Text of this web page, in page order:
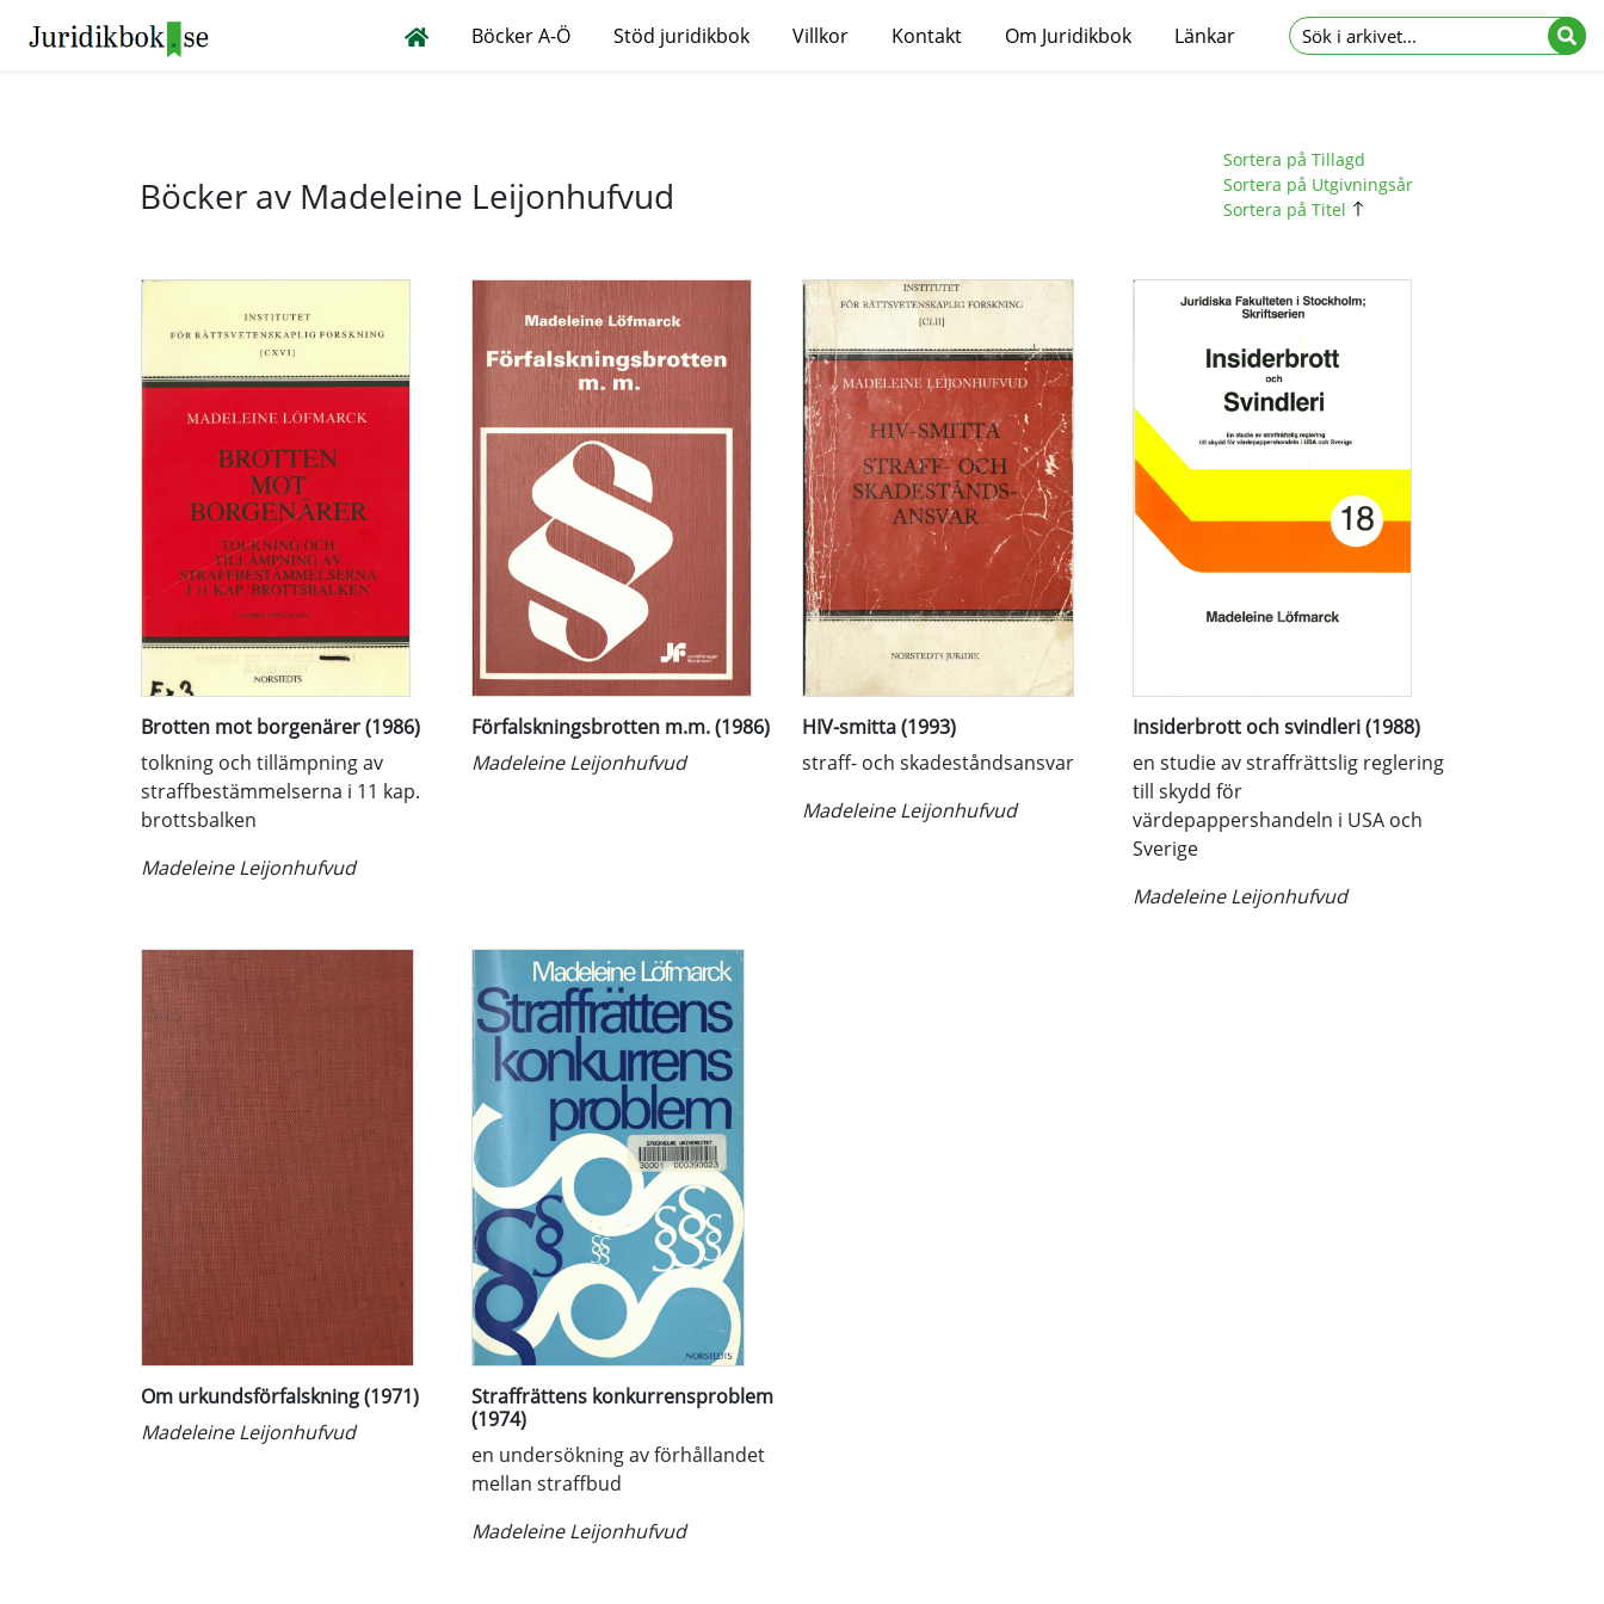
Böcker A-Ö Stöd juridikbok Villkor Kontakt Om Juridikbok Länkar
Böcker av Madeleine Leijonhufvud
Sortera på Tillagd
Sortera på Utgivningsår
Sortera på Titel
Brotten mot borgenärer (1986)
tolkning och tillämpning av
straffbestämmelserna i 11 kap.
brottsbalken
Madeleine Leijonhufvud
Förfalskningsbrotten m.m. (1986)
Madeleine Leijonhufvud
HIV-smitta (1993)
straff- och skadeståndsansvar
Madeleine Leijonhufvud
Insiderbrott och svindleri (1988)
en studie av straffrättslig reglering
till skydd för
värdepappershandeln i USA och
Sverige
Madeleine Leijonhufvud
Om urkundsförfalskning (1971)
Madeleine Leijonhufvud
Straffrättens konkurrensproblem
(1974)
en undersökning av förhållandet
mellan straffbud
Madeleine Leijonhufvud